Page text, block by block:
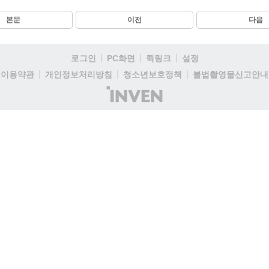
본문 이전 다음
로그인 PC화면 퀵링크
설정
이용약관
개인정보처리방침 청소년보호정책
불법촬영물신고안내
(주)
인